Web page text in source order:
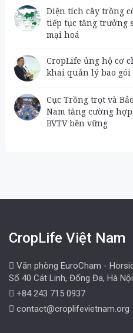
Diện tích cây trồng
tiếp tục tăng trưởng
mại hoá
CropLife ủng hộ cơ
khai quản lý bao gói
Cục Trồng trọt và
Nam tăng cường
BVTV bền vững
CropLife Việt Nam
Văn phòng EuroCham -
Số 40 Cát Linh, Đống Đa, Hà
+84 243 715 0937
contact@croplifevietnam.org